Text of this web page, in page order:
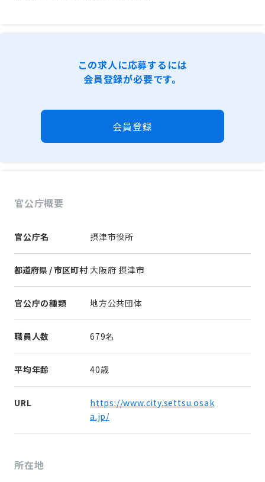
この求人に応募するには
会員登録が必要です。
会員登録
官公庁概要
官公庁名 摂津市役所
都道府県 / 市区町村 大阪府 摂津市
官公庁の種類 地方公共団体
職員人数 679名
平均年齢 40歳
URL
https://www.city.settsu.osak
a.jp/
所在地